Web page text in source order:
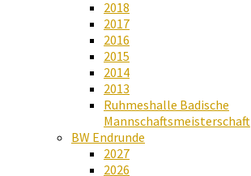
2018
2017
2016
2015
2014
2013
Ruhmeshalle Badische
Mannschaftsmeisterschaft
BW Endrunde
2027
2026